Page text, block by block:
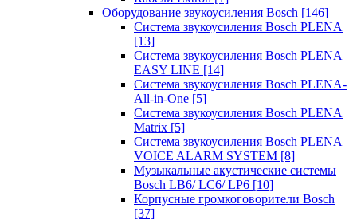
Оборудование звукоусиления Bosch [146]
Система звукоусиления Bosch PLENA
[13]
Система звукоусиления Bosch PLENA
EASY LINE [14]
Система звукоусиления Bosch PLENA-
All-in-One [5]
Система звукоусиления Bosch PLENA
Matrix [5]
Система звукоусиления Bosch PLENA
VOICE ALARM SYSTEM [8]
Музыкальные акустические системы
Bosch LB6/ LC6/ LP6 [10]
Корпусные громкоговорители Bosch
[37]